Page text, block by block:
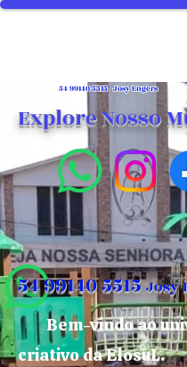
54 99140 5515Josy Engers
Explore Nosso
54 99140 5515 Josy
Bem-vindo ao
criativo da